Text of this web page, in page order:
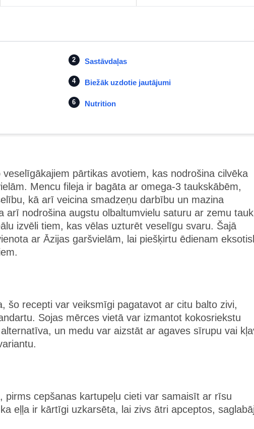
Sastāvdaļas
Biežāk uzdotie jautājumi
Nutrition
pārtikas avotiem, kas nodrošina cilvēka
Mencu fileja ir bagāta ar omega-3 taukskābēm,
kā arī veicina smadzeņu darbību un mazina
arī nodrošina augstu olbaltumvielu saturu ar zemu
izvēli tiem, kas vēlas uzturēt veselīgu svaru. Šajā
ar Āzijas garšvielām, lai piešķirtu ēdienam
šo recepti var veiksmīgi pagatavot ar citu balto zivi,
Sojas mērces vietā var izmantot kokosriekstu
un medu var aizstāt ar agaves sīrupu vai
pirms cepšanas kartupeļu cieti var samaisīt ar rīsu
eļļa ir kārtīgi uzkarsēta, lai zivs ātri apceptos,